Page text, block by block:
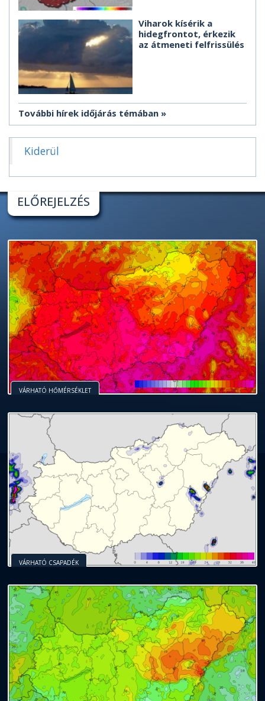
Viharok kísérik a
hidegfrontot, érkezik
az átmeneti felfrissülés
További hírek időjárás témában
Kiderül
ELŐREJELZÉS
VÁRHATÓ HŐMÉRSÉKLET
VÁRHATÓ CSAPADÉK